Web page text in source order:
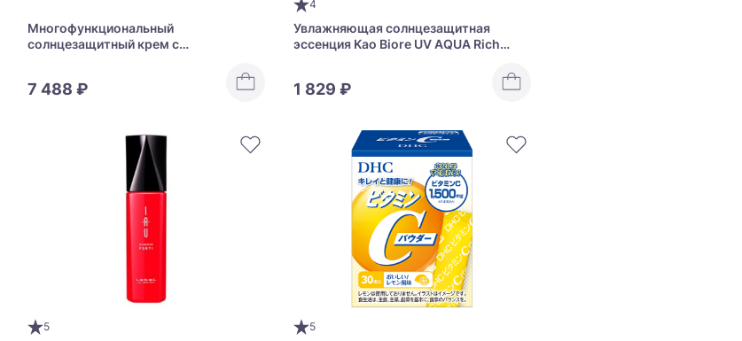
Многофункциональный
солнцезащитный крем с
7 488 ₽
4
Увлажняющая солнцезащитная
эссенция Kao Biore UV AQUA Rich
1 829 ₽
5 5